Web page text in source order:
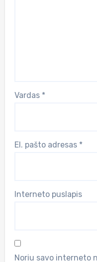
Vardas *
El. pašto adresas *
Interneto puslapis
Noriu savo interneto